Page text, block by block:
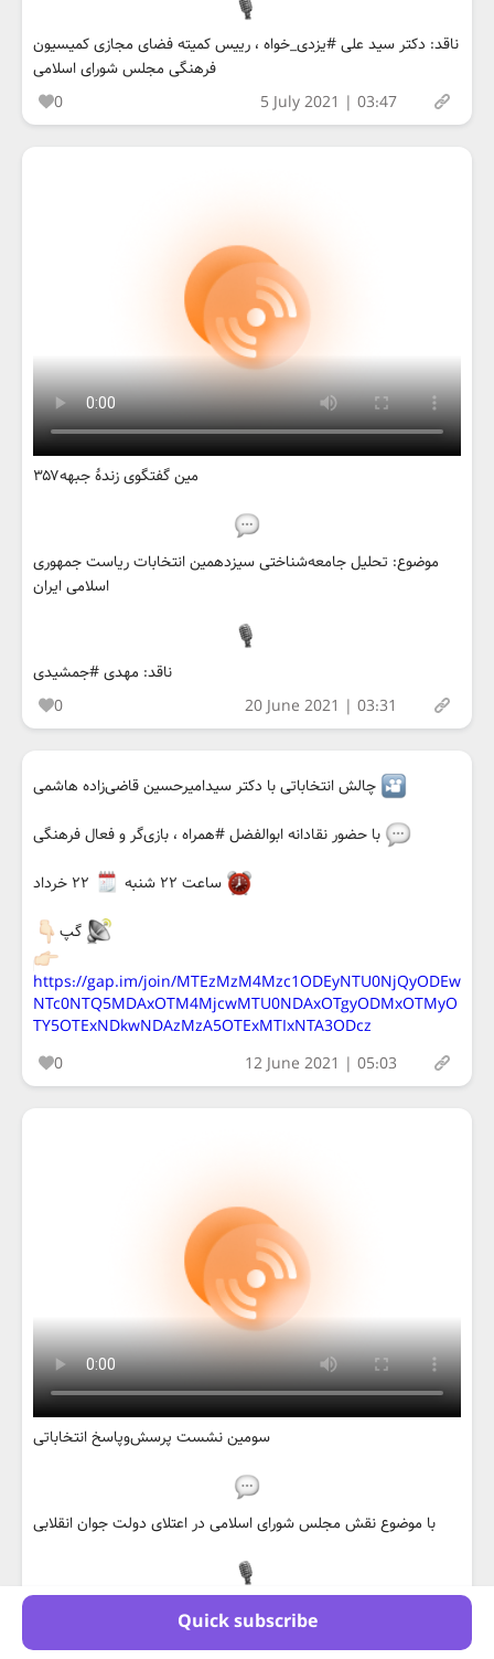
Quick subscribe
ناقد: دکتر سید علی #یزدی_خواه ، رییس کمیته فضای مجازی کمیسیون
فرهنگی مجلس شورای اسلامی
0
5 July 2021 | 03:47
۳۵۷مین گفتگوی زندهٔ جبهه
موضوع: تحلیل جامعه‌شناختی سیزدهمین انتخابات ریاست جمهوری
اسلامی ایران
ناقد: مهدی #جمشیدی
0
20 June 2021 | 03:31
چالش انتخاباتی با دکتر سیدامیرحسین قاضی‌زاده هاشمی
با حضور نقادانه ابوالفضل #همراه ، بازی‌گر و فعال فرهنگی
ساعت ۲۲ ‌شنبه
گپ
https://gap.im/join/MTEzMzM4Mzc1ODEyNTU0NjQyODEw
NTc0NTQ5MDAxOTM4MjcwMTU0NDAxOTgyODMxOTMyO
TY5OTExNDkwNDAzMzA5OTExMTIxNTA3ODcz
0
12 June 2021 | 05:03
سومین نشست پرسش‌وپاسخ انتخاباتی
با موضوع نقش مجلس شورای اسلامی در اعتلای دولت جوان انقلابی